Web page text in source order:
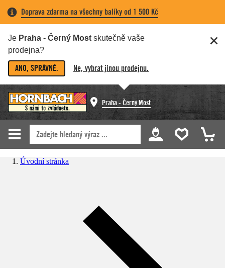
Doprava zdarma na všechny balíky od 1 500 Kč
Je Praha - Černý Most skutečně vaše
prodejna?
ANO, SPRÁVNĚ. Ne, vybrat jinou prodejnu.
Praha - Černý Most
Úvodní stránka